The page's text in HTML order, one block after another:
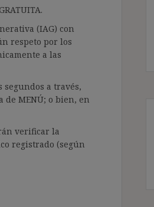
(IAG) con
respeto por los
a las
a través,
de MENÚ; o bien, en
verificar la
registrado (según